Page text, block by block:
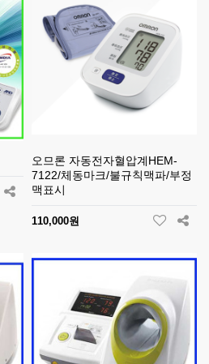
오므론 자동전자혈압계HEM-
7122/체동마크/불규칙맥파/부정
맥표시
110,000원